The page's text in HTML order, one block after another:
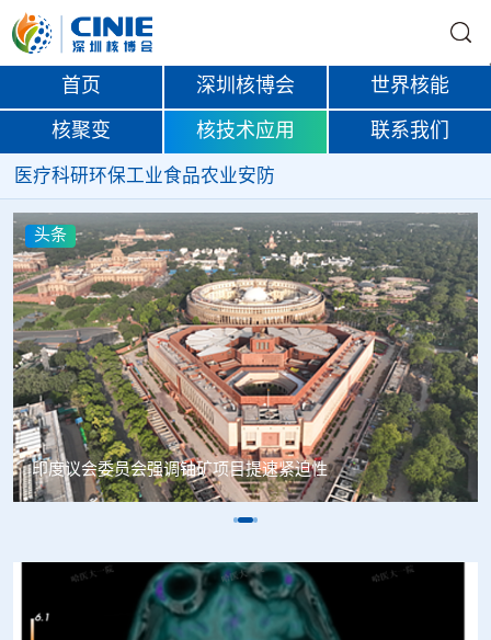
首页 深圳核博会 世界核能
核聚变 核技术应用 联系我们
医疗科研环保工业食品农业安防
头条
中核辐智正式设立 中国同辐持股90%打通核医疗